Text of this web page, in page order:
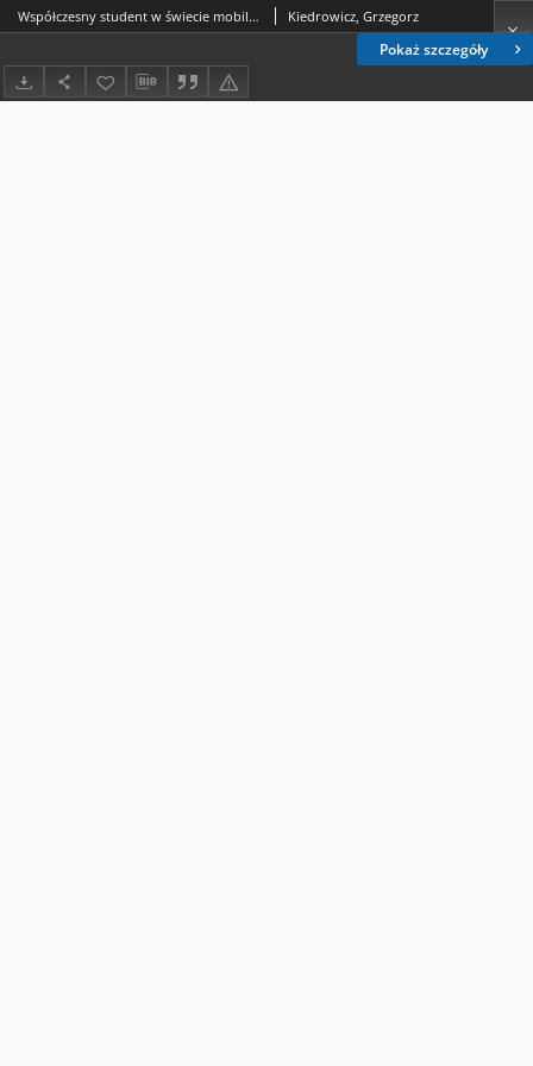
Pokaż szczegóły
Współczesny student w świecie mobilnych urządzeń Kiedrowicz, Grzegorz